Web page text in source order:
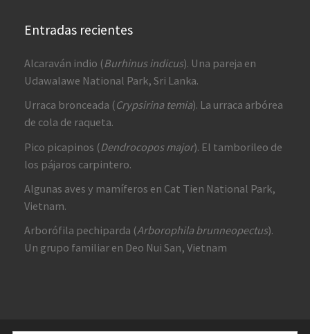
Entradas recientes
Alcaraván indio (Burhinus indicus). Una pareja en
Udawalawe National Park, Sri Lanka.
Urraca bronceada (Crypsirina temia). La urraca arbórea
de cola de raqueta.
Pico picapinos (Dendrocopos major). El tamborileo de
los pájaros carpintero.
Algunas aves y mamíferos en Cat Tien National Park,
Vietnam.
Arborófila pechiparda (Arborophila brunneopectus).
Un grupo familiar en Deo Nui San, Vietnam